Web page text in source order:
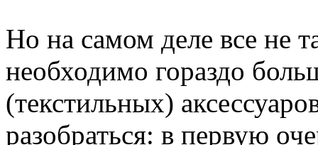
Но на самом деле все не
необходимо гораздо
(текстильных)
разобраться: в первую